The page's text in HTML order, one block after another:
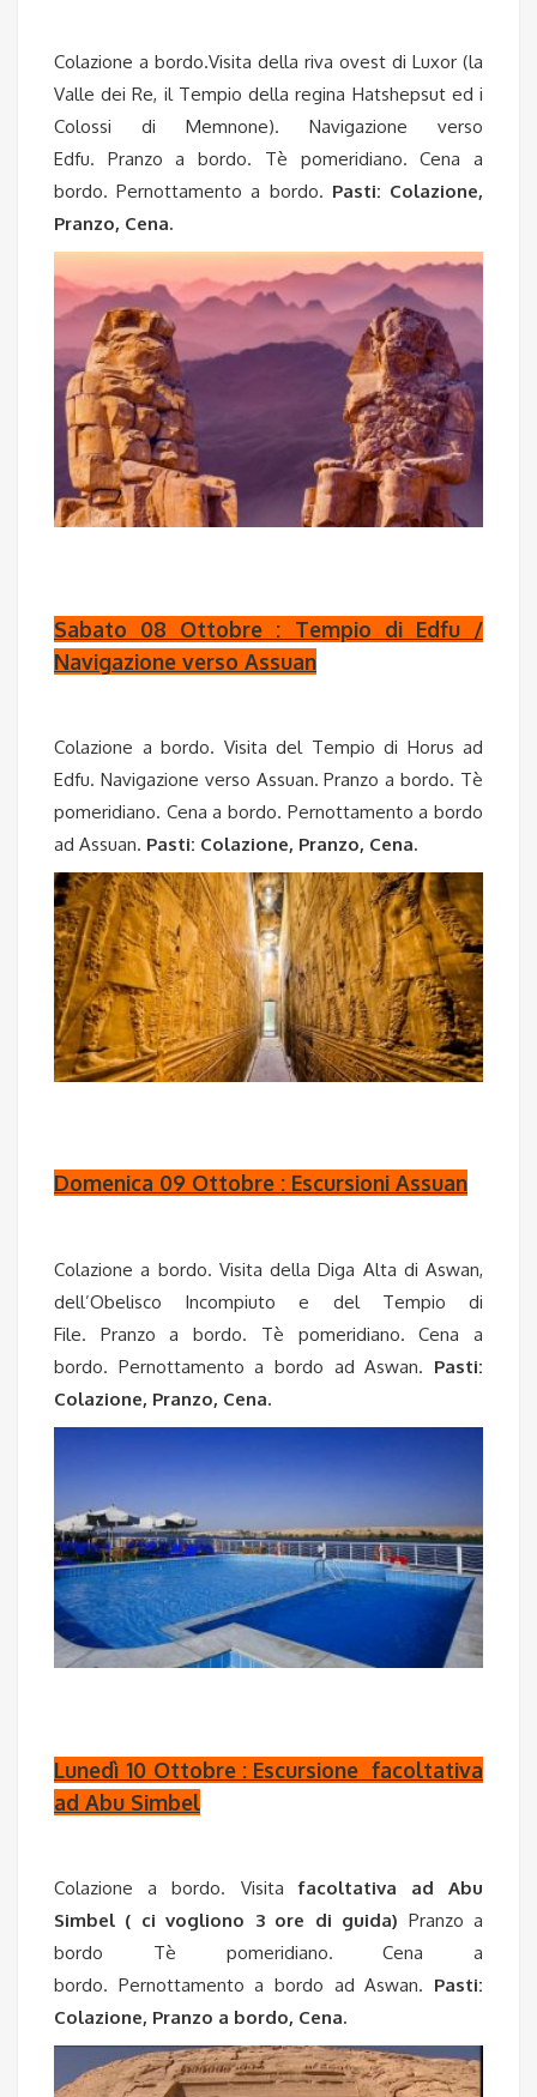
Colazione a bordo.Visita della riva ovest di Luxor (la
Valle dei Re, il Tempio della regina Hatshepsut ed i
Colossi di Memnone). Navigazione verso
Edfu. Pranzo a bordo. Tè pomeridiano. Cena a
bordo. Pernottamento a bordo. Pasti: Colazione,
Pranzo, Cena.
Sabato 08 Ottobre : Tempio di Edfu /
Navigazione verso Assuan
Colazione a bordo. Visita del Tempio di Horus ad
Edfu. Navigazione verso Assuan. Pranzo a bordo. Tè
pomeridiano. Cena a bordo. Pernottamento a bordo
ad Assuan. Pasti: Colazione, Pranzo, Cena.
Domenica 09 Ottobre : Escursioni Assuan
Colazione a bordo. Visita della Diga Alta di Aswan,
dell’Obelisco Incompiuto e del Tempio di
File. Pranzo a bordo. Tè pomeridiano. Cena a
bordo. Pernottamento a bordo ad Aswan. Pasti:
Colazione, Pranzo, Cena.
Lunedì 10 Ottobre : Escursione facoltativa
ad Abu Simbel
Colazione a bordo. Visitafacoltativa ad Abu
Simbel ( ci vogliono 3 ore di guida) Pranzo a
bordo Tè pomeridiano. Cena a
bordo. Pernottamento a bordo ad Aswan. Pasti:
Colazione, Pranzo a bordo, Cena.